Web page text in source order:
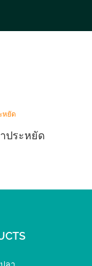
ประหยัด